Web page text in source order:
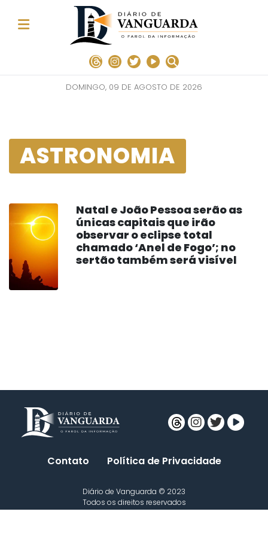
DOMINGO, 09 DE AGOSTO DE 2026
ASTRONOMIA
Natal e João Pessoa serão as
únicas capitais que irão
observar o eclipse total
chamado ‘Anel de Fogo’; no
sertão também será visível
Contato Política de Privacidade
Diário de Vanguarda © 2023
Todos os direitos reservados